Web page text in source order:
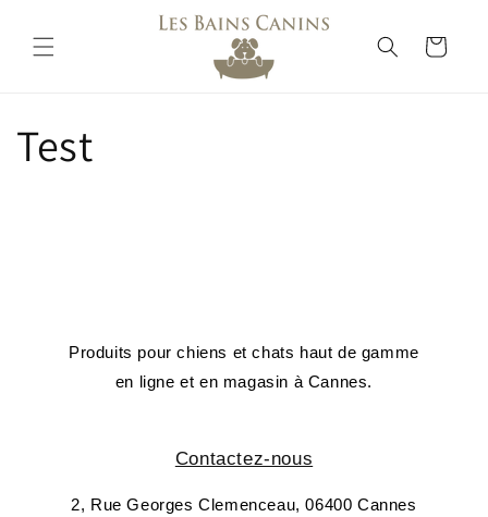
content
Cart
Test
Produits pour chiens et chats haut de gamme
en ligne et en magasin à Cannes.
Contactez-nous
2, Rue Georges Clemenceau, 06400 Cannes